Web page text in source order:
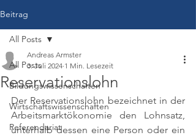
Beitrag
All Posts
Bildungswissenschaften
Wirtschaftswissenschaften
Referendariat
All Posts
Reservationslohn
Andreas Armster
3. Juli 2024 1 Min. Lesezeit
Der Reservationslohn bezeichnet in der
Arbeitsmarktökonomie den Lohnsatz,
unterhalb dessen eine Person oder ein